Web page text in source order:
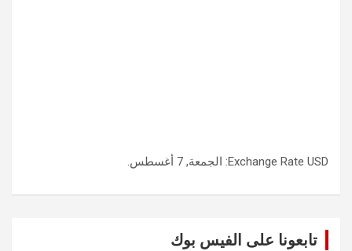
Exchange Rate USD : الجمعة, 7 أغسطس.
تابعونا على الفيس بوك